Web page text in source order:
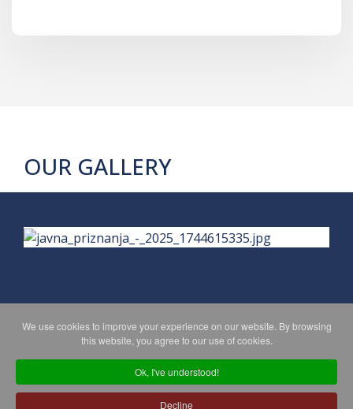
OUR GALLERY
PRIVACY POLICY MAPA WEBA
Copyright © 2026 Koprivničko - križevačka županija. All Rights
We use cookies to improve your experience on our website. By browsing
this website, you agree to our use of cookies.
Ok, I've understood!
Decline